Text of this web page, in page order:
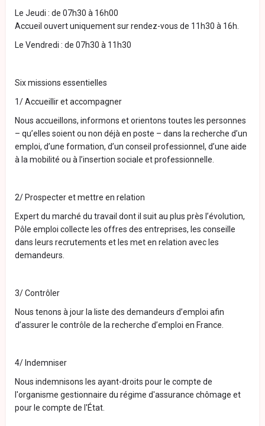
Le Jeudi : de 07h30 à 16h00
Accueil ouvert uniquement sur rendez-vous de 11h30 à 16h.
Le Vendredi : de 07h30 à 11h30
Six missions essentielles
1/ Accueillir et accompagner
Nous accueillons, informons et orientons toutes les personnes
– qu’elles soient ou non déjà en poste – dans la recherche d’un
emploi, d’une formation, d’un conseil professionnel, d’une aide
à la mobilité ou à l’insertion sociale et professionnelle.
2/ Prospecter et mettre en relation
Expert du marché du travail dont il suit au plus près l’évolution,
Pôle emploi collecte les offres des entreprises, les conseille
dans leurs recrutements et les met en relation avec les
demandeurs.
3/ Contrôler
Nous tenons à jour la liste des demandeurs d’emploi afin
d’assurer le contrôle de la recherche d’emploi en France.
4/ Indemniser
Nous indemnisons les ayant-droits pour le compte de
l'organisme gestionnaire du régime d'assurance chômage et
pour le compte de l'État.